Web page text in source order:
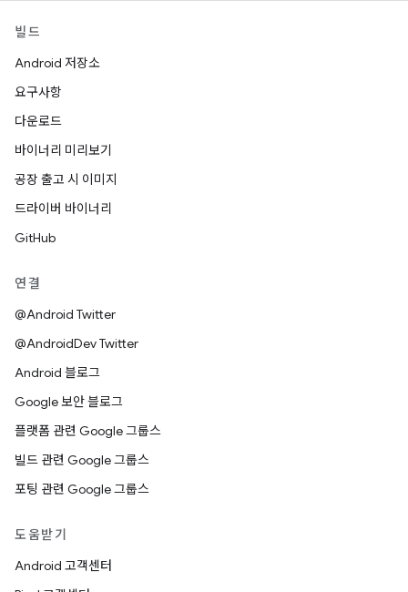
빌드
Android 저장소
요구사항
다운로드
바이너리 미리보기
공장 출고 시 이미지
드라이버 바이너리
GitHub
연결
@Android Twitter
@AndroidDev Twitter
Android 블로그
Google 보안 블로그
플랫폼 관련 Google 그룹스
빌드 관련 Google 그룹스
포팅 관련 Google 그룹스
도움받기
Android 고객센터